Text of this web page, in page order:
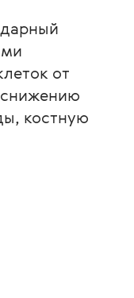
от
снижению
костную